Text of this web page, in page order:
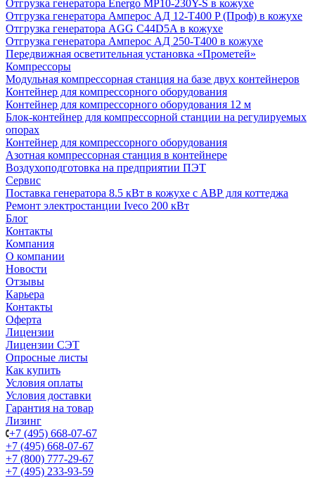
Отгрузка генератора Energo MP10-230Y-S в кожухе
Отгрузка генератора Амперос АД 12-Т400 P (Проф) в кожухе
Отгрузка генератора AGG C44D5A в кожухе
Отгрузка генератора Амперос АД 250-Т400 в кожухе
Передвижная осветительная установка «Прометей»
Компрессоры
Модульная компрессорная станция на базе двух контейнеров
Контейнер для компрессорного оборудования
Контейнер для компрессорного оборудования 12 м
Блок-контейнер для компрессорной станции на регулируемых
опорах
Контейнер для компрессорного оборудования
Азотная компрессорная станция в контейнере
Воздухоподготовка на предприятии ПЭТ
Сервис
Поставка генератора 8.5 кВт в кожухе с АВР для коттеджа
Ремонт электростанции Iveco 200 кВт
Блог
Контакты
Компания
О компании
Новости
Отзывы
Карьера
Контакты
Оферта
Лицензии
Лицензии СЭТ
Опросные листы
Как купить
Условия оплаты
Условия доставки
Гарантия на товар
Лизинг
+7 (495) 668-07-67
+7 (495) 668-07-67
+7 (800) 777-29-67
+7 (495) 233-93-59